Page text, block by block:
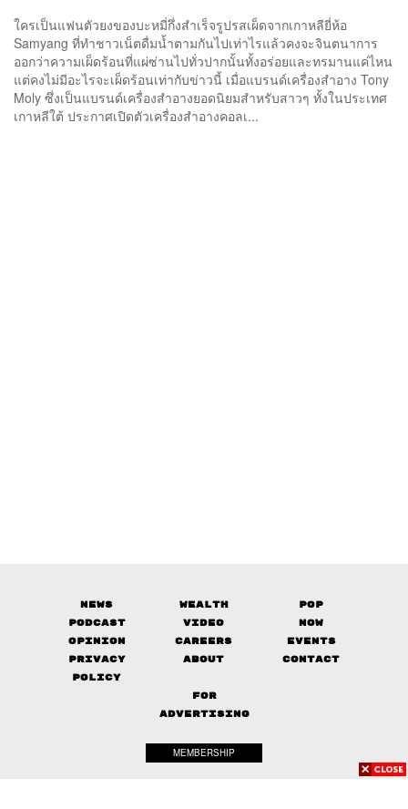
ใครเป็นแฟนตัวยงของบะหมี่กึ่งสำเร็จรูปรสเผ็ดจากเกาหลียี่ห้อ
Samyang ที่ทำชาวเน็ตดื่มน้ำตามกันไปเท่าไรแล้วคงจะจินตนาการ
ออกว่าความเผ็ดร้อนที่แผ่ซ่านไปทั่วปากนั้นทั้งอร่อยและทรมานแค่ไหน
แต่คงไม่มีอะไรจะเผ็ดร้อนเท่ากับข่าวนี้ เมื่อแบรนด์เครื่องสำอาง Tony
Moly ซึ่งเป็นแบรนด์เครื่องสำอางยอดนิยมสำหรับสาวๆ ทั้งในประเทศ
เกาหลีใต้ ประกาศเปิดตัวเครื่องสำอางคอลเ...
News Wealth
Pop
Podcast
Video
Now
Opinion
Careers
Events
Privacy
Policy
About Contact
FOR
ADVERTISING
MEMBERSHIP